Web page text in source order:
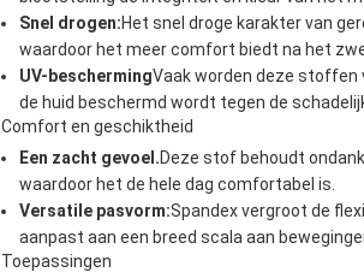
Snel drogen:Het snel droge karakter van
waardoor het meer comfort biedt na het
UV-beschermingVaak worden deze stoffen
de huid beschermd wordt tegen de
Comfort en geschiktheid
Een zacht gevoel.Deze stof behoudt
waardoor het de hele dag comfortabel is.
Versatile pasvorm:Spandex vergroot de
aanpast aan een breed scala aan
Toepassingen